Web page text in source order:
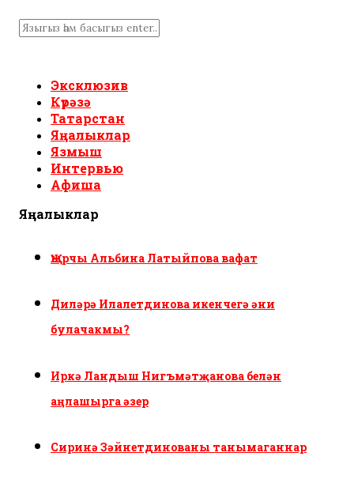
Эксклюзив
Күрәзә
Татарстан
Яңалыклар
Язмыш
Интервью
Афиша
Яңалыклар
Җырчы Альбина Латыйпова вафат
Диләрә Илалетдинова икенчегә әни
булачакмы?
Иркә Ландыш Нигъмәтҗанова белән
аңлашырга әзер
Сиринә Зәйнетдинованы танымаганнар